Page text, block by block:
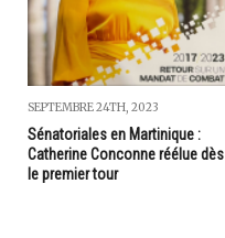
SEPTEMBRE 24TH, 2023
Sénatoriales en Martinique :
Catherine Conconne réélue dès
le premier tour